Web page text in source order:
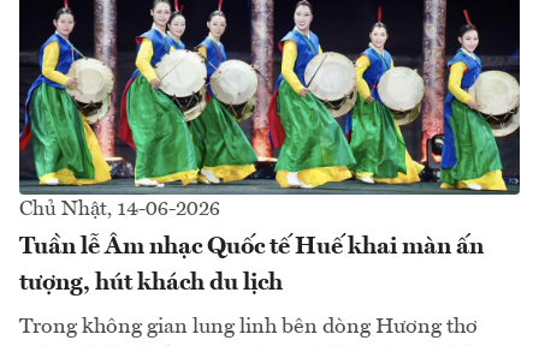
Chủ Nhật, 14-06-2026
Tuần lễ Âm nhạc Quốc tế Huế khai màn ấn
tượng, hút khách du lịch
Trong không gian lung linh bên dòng Hương thơ